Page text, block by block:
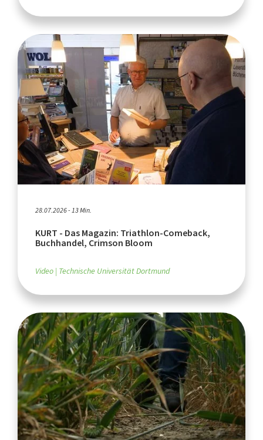
28.07.2026 - 13 Min.
KURT - Das Magazin: Triathlon-Comeback,
Buchhandel, Crimson Bloom
Video Technische Universität Dortmund